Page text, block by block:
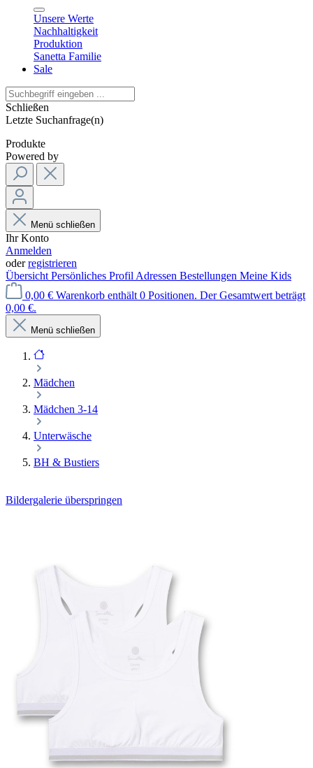
Unsere Werte
Nachhaltigkeit
Produktion
Sanetta Familie
Sale
Schließen
Letzte Suchanfrage(n)
Produkte
Powered by
Menü schließen
Ihr Konto
Anmelden
oderregistrieren
Übersicht Persönliches Profil Adressen Bestellungen Meine Kids
0,00 € Warenkorb enthält 0 Positionen. Der Gesamtwert beträgt
0,00 €.
Menü schließen
Mädchen
Mädchen 3-14
Unterwäsche
BH & Bustiers
Bildergalerie überspringen